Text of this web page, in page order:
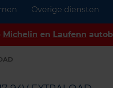
Overige diensten
Michelin en Laufenn